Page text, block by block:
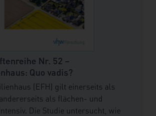
Nr. 52 –
Quo vadis?
(EFH) gilt einerseits als
als flächen- und
Die Studie untersucht, wie